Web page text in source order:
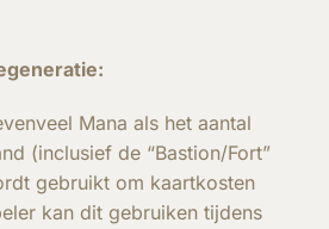
Mana als het aantal
(inclusief de “Bastion/Fort”
gebruikt om kaartkosten
kan dit gebruiken tijdens